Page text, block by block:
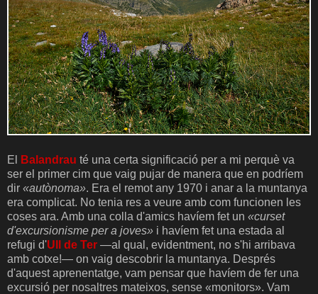
El Balandrau té una certa significació per a mi perquè va
ser el primer cim que vaig pujar de manera que en podríem
dir «autònoma». Era el remot any 1970 i anar a la muntanya
era complicat. No tenia res a veure amb com funcionen les
coses ara. Amb una colla d'amics havíem fet un «curset
d'excursionisme per a joves» i havíem fet una estada al
refugi d'Ull de Ter —al qual, evidentment, no s'hi arribava
amb cotxe!— on vaig descobrir la muntanya. Després
d'aquest aprenentatge, vam pensar que havíem de fer una
excursió per nosaltres mateixos, sense «monitors». Vam